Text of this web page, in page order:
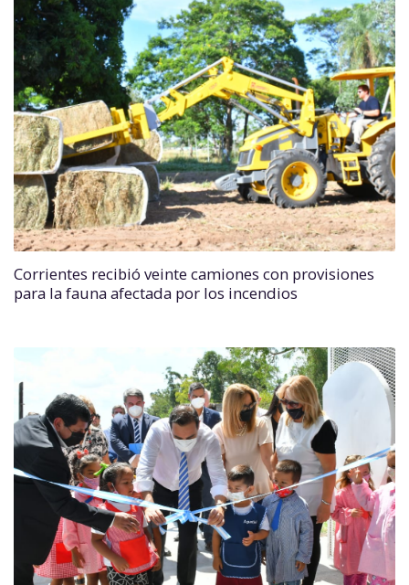
Corrientes recibió veinte camiones con provisiones
para la fauna afectada por los incendios